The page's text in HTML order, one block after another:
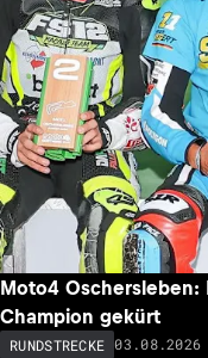
Moto4 Oschersleben:
Champion gekürt
RUNDSTRECKE